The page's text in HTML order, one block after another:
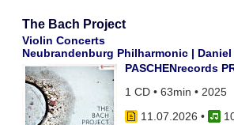
The Bach Project
Violin Concerts
Neubrandenburg Philharmonic | Daniel
PASCHENrecords
1 CD • 63min • 2025
11.07.2026 •